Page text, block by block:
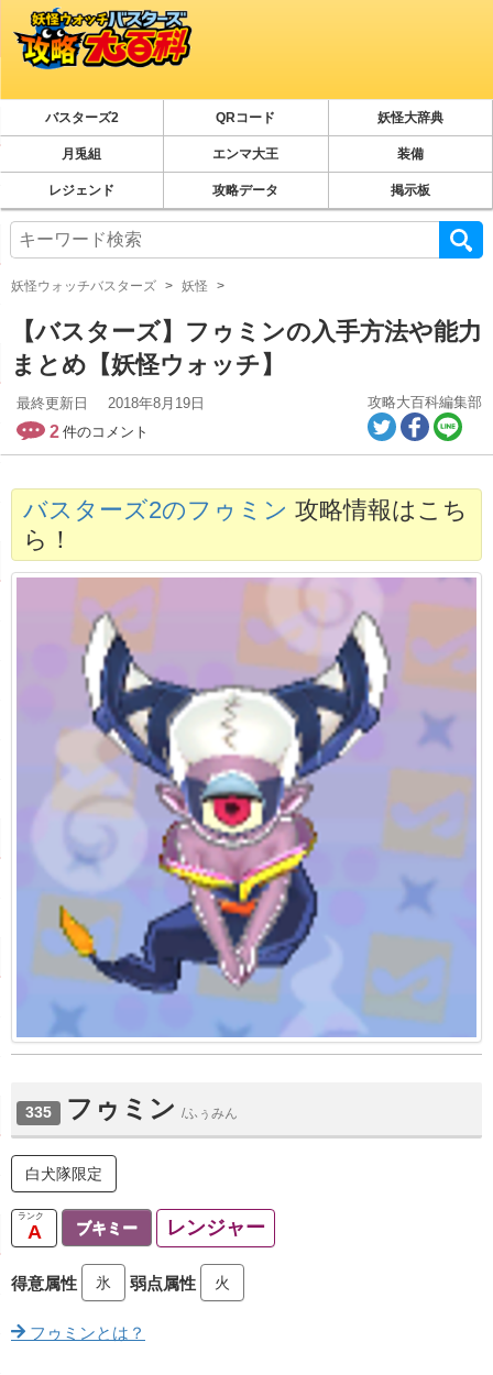
バスターズ2 QRコード 妖怪大辞典
月兎組 エンマ大王 装備
レジェンド 攻略データ 掲示板
妖怪ウォッチバスターズ 妖怪
【バスターズ】フゥミンの入手方法や能力
まとめ【妖怪ウォッチ】
最終更新日 2018年8月19日
2 件のコメント
攻略大百科編集部
バスターズ2のフゥミン 攻略情報はこち
ら！
335 フゥミン /ふぅみん
白犬隊限定
A ブキミー レンジャー
得意属性 氷 弱点属性 火
フゥミンとは？